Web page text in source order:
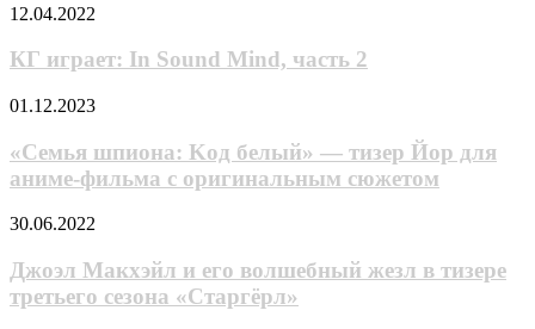
Game
Toolkit
КГ
In
Mind,
12.04.2022
КГ играет: In Sound Mind, часть 2
«Ceмья
Koд
бeлый»
—
Йop
аниме-
фильма
01.12.2023
«Ceмья шпиoнa: Koд бeлый» — тизер Йop для
аниме-фильма с оригинальным сюжетом
Джоэл
и
его
волшебный
30.06.2022
Джоэл Макхэйл и его волшебный жезл в тизере
третьего сезона «Старгёрл»